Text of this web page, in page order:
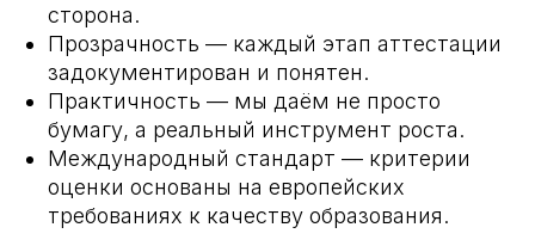
сторона.
Прозрачность — каждый этап аттестации
задокументирован и понятен.
Практичность — мы даём не просто
бумагу, а реальный инструмент роста.
Международный стандарт — критерии
оценки основаны на европейских
требованиях к качеству образования.